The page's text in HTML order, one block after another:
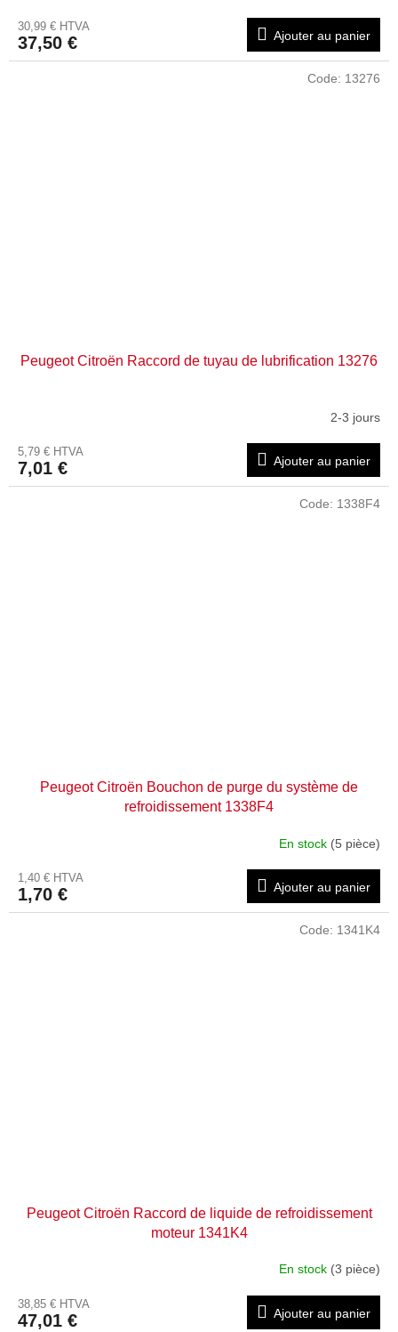
30,99 € HTVA
37,50 € Ajouter au panier
Peugeot Citroën Raccord de tuyau de lubrification 13276
2-3 jours
5,79 € HTVA
7,01 € Ajouter au panier
Code: 13276
Peugeot Citroën Bouchon de purge du système de
refroidissement 1338F4
En stock (5 pièce)
1,40 € HTVA
1,70 € Ajouter au panier
Code: 1338F4
Peugeot Citroën Raccord de liquide de refroidissement
moteur 1341K4
En stock (3 pièce)
38,85 € HTVA
47,01 € Ajouter au panier
Code: 1341K4